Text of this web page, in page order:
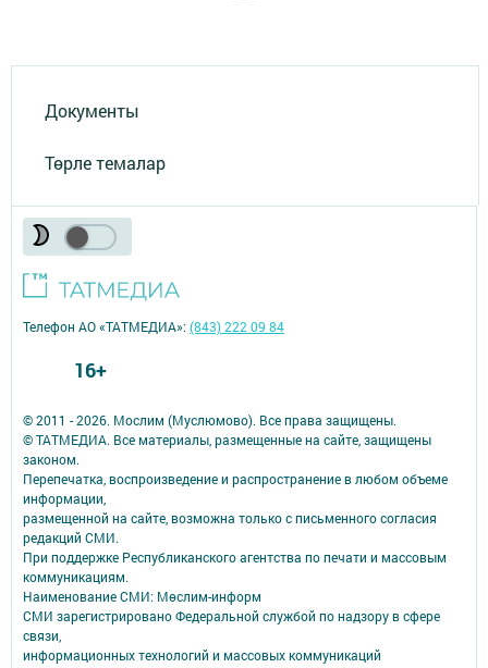
Документы
Төрле темалар
© 2011 - 2026. Мослим (Муслюмово). Все права защищены.
© ТАТМЕДИА. Все материалы, размещенные на сайте, защищены
законом.
Перепечатка, воспроизведение и распространение в любом объеме
информации,
размещенной на сайте, возможна только с письменного согласия
редакций СМИ.
При поддержке Республиканского агентства по печати и массовым
коммуникациям.
Наименование СМИ: Мөслим-информ
СМИ зарегистрировано Федеральной службой по надзору в сфере
связи,
информационных технологий и массовых коммуникаций
Телефон АО «ТАТМЕДИА»:(843) 222 09 84
16+